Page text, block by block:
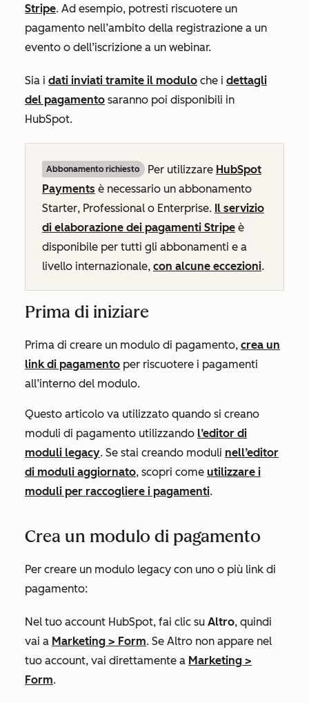
Stripe. Ad esempio, potresti riscuotere un
pagamento nell’ambito della registrazione a un
evento o dell’iscrizione a un webinar.
Sia i dati inviati tramite il modulo che i dettagli
del pagamento saranno poi disponibili in
HubSpot.
Abbonamento richiesto Per utilizzare HubSpot
Payments è necessario un abbonamento
Starter, Professional o Enterprise. Il servizio
di elaborazione dei pagamenti Stripe è
disponibile per tutti gli abbonamenti e a
livello internazionale, con alcune eccezioni.
Prima di iniziare
Prima di creare un modulo di pagamento, crea un
link di pagamento per riscuotere i pagamenti
all’interno del modulo.
Questo articolo va utilizzato quando si creano
moduli di pagamento utilizzando l’editor di
moduli legacy. Se stai creando moduli nell’editor
di moduli aggiornato, scopri come utilizzare i
moduli per raccogliere i pagamenti.
Crea un modulo di pagamento
Per creare un modulo legacy con uno o più link di
pagamento:
Nel tuo account HubSpot, fai clic su Altro, quindi
vai a Marketing > Form. Se Altro non appare nel
tuo account, vai direttamente a Marketing >
Form.